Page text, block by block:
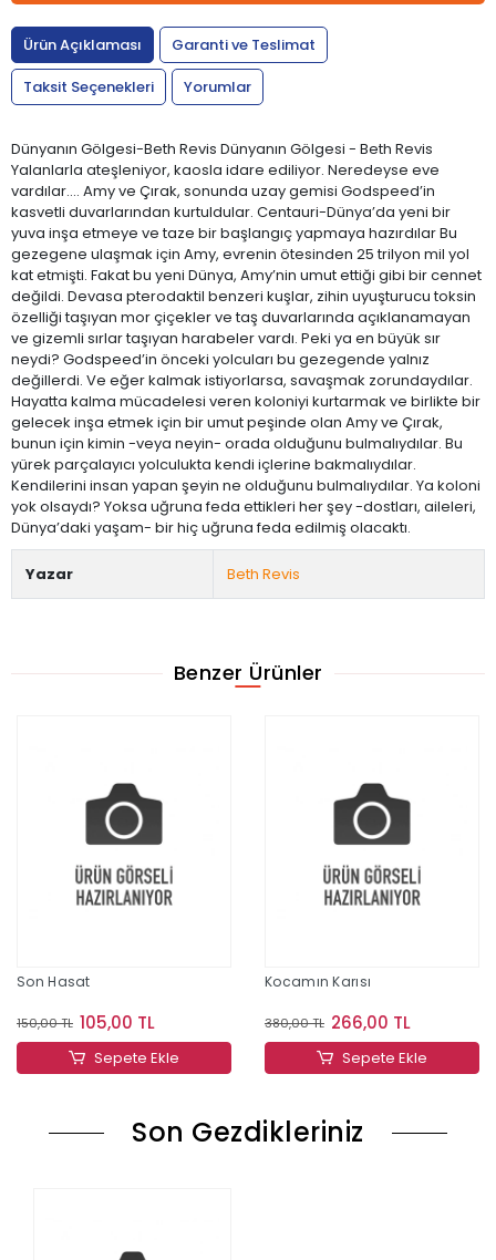
Ürün Açıklaması
Garanti ve Teslimat
Taksit Seçenekleri
Yorumlar
Dünyanın Gölgesi-Beth Revis Dünyanın Gölgesi - Beth Revis
Yalanlarla ateşleniyor, kaosla idare ediliyor. Neredeyse eve
vardılar.... Amy ve Çırak, sonunda uzay gemisi Godspeed’in
kasvetli duvarlarından kurtuldular. Centauri-Dünya’da yeni bir
yuva inşa etmeye ve taze bir başlangıç yapmaya hazırdılar Bu
gezegene ulaşmak için Amy, evrenin ötesinden 25 trilyon mil yol
kat etmişti. Fakat bu yeni Dünya, Amy’nin umut ettiği gibi bir cennet
değildi. Devasa pterodaktil benzeri kuşlar, zihin uyuşturucu toksin
özelliği taşıyan mor çiçekler ve taş duvarlarında açıklanamayan
ve gizemli sırlar taşıyan harabeler vardı. Peki ya en büyük sır
neydi? Godspeed’in önceki yolcuları bu gezegende yalnız
değillerdi. Ve eğer kalmak istiyorlarsa, savaşmak zorundaydılar.
Hayatta kalma mücadelesi veren koloniyi kurtarmak ve birlikte bir
gelecek inşa etmek için bir umut peşinde olan Amy ve Çırak,
bunun için kimin -veya neyin- orada olduğunu bulmalıydılar. Bu
yürek parçalayıcı yolculukta kendi içlerine bakmalıydılar.
Kendilerini insan yapan şeyin ne olduğunu bulmalıydılar. Ya koloni
yok olsaydı? Yoksa uğruna feda ettikleri her şey -dostları, aileleri,
Dünya’daki yaşam- bir hiç uğruna feda edilmiş olacaktı.
Yazar Beth Revis
Benzer Ürünler
Son Hasat
150,00 TL 105,00 TL
Sepete Ekle
Kocamın Karısı
380,00 TL 266,00 TL
Sepete Ekle
Son Gezdikleriniz